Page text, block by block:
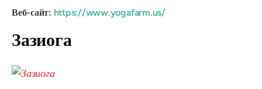
Веб-сайт: https://www.yogafarm.us/
Зазиога